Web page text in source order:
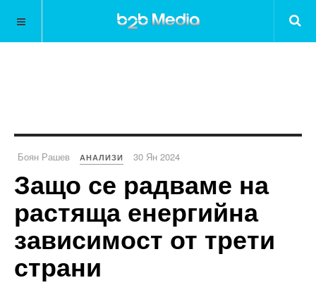
Боян Рашев АНАЛИЗИ 30 Ян 2024
Защо се радваме на
растяща енергийна
зависимост от трети
страни